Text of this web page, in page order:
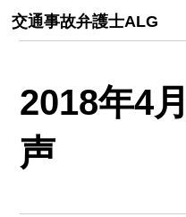
交通事故弁護士ALG
2018年4
声